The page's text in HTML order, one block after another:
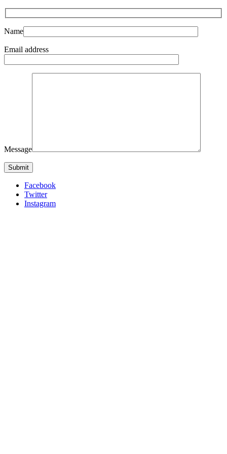
Name
Email address
Message
Facebook
Twitter
Instagram